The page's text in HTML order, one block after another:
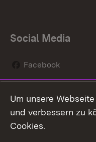
Social Media
Facebook
Social Wall
Youtube
Um unsere
und verbessern zu
Cookies.